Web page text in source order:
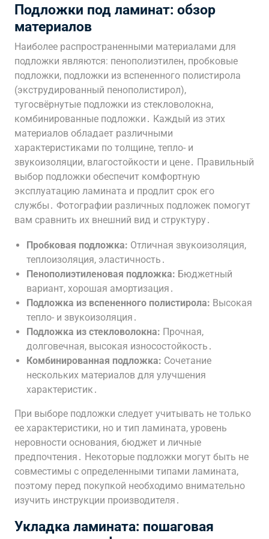
Подложки под ламинат: обзор
материалов
Наиболее распространенными материалами для
подложки являются: пенополиэтилен, пробковые
подложки, подложки из вспененного полистирола
(экструдированный пенополистирол),
тугосвёрнутые подложки из стекловолокна,
комбинированные подложки․ Каждый из этих
материалов обладает различными
характеристиками по толщине, тепло- и
звукоизоляции, влагостойкости и цене․ Правильный
выбор подложки обеспечит комфортную
эксплуатацию ламината и продлит срок его
службы․ Фотографии различных подложек помогут
вам сравнить их внешний вид и структуру․
Пробковая подложка: Отличная звукоизоляция,
теплоизоляция, эластичность․
Пенополиэтиленовая подложка: Бюджетный
вариант, хорошая амортизация․
Подложка из вспененного полистирола: Высокая
тепло- и звукоизоляция․
Подложка из стекловолокна: Прочная,
долговечная, высокая износостойкость․
Комбинированная подложка: Сочетание
нескольких материалов для улучшения
характеристик․
При выборе подложки следует учитывать не только
ее характеристики, но и тип ламината, уровень
неровности основания, бюджет и личные
предпочтения․ Некоторые подложки могут быть не
совместимы с определенными типами ламината,
поэтому перед покупкой необходимо внимательно
изучить инструкции производителя․
Укладка ламината: пошаговая